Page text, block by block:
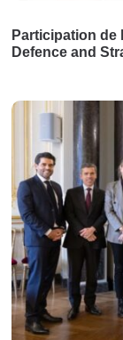
Participation de
Defence and